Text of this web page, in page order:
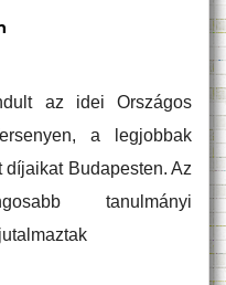
az idei Országos
a legjobbak
díjaikat Budapesten. Az
tanulmányi